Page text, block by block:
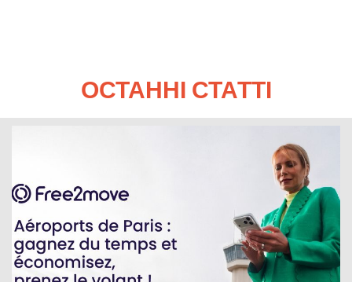
ОСТАННІ СТАТТІ